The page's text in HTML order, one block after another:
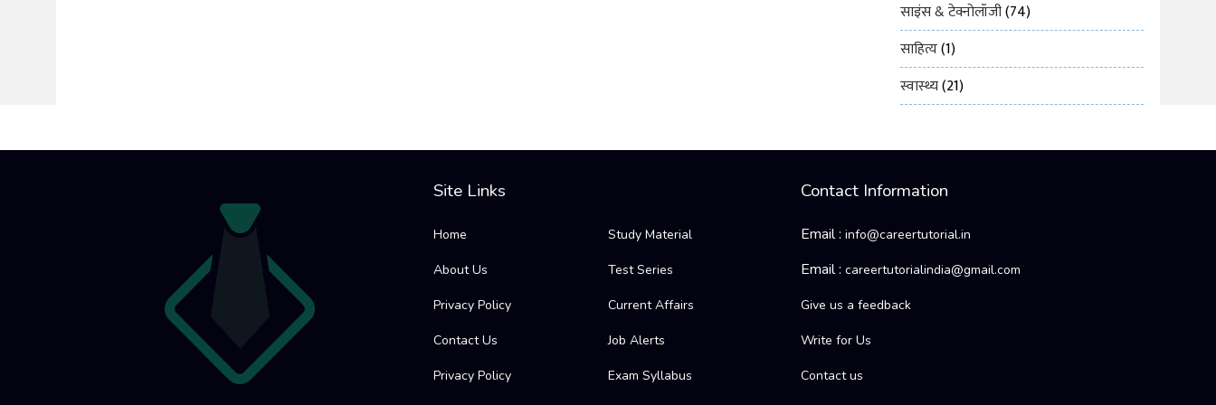
साइंस & टेक्नोलॉजी(74)
साहित्य(1)
स्वास्थ्य(21)
Site Links
Home
About Us
Privacy Policy
Contact Us
Privacy Policy
Study Material
Test Series
Current Affairs
Job Alerts
Exam Syllabus
Contact Information
Email :info@careertutorial.in
Email :careertutorialindia@gmail.com
Give us a feedback
Write for Us
Contact us